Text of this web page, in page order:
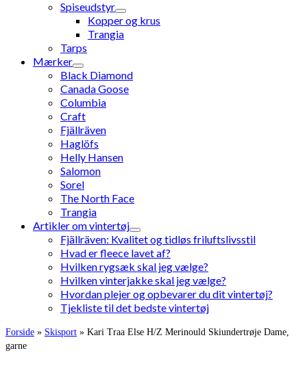
Spiseudstyr
Kopper og krus
Trangia
Tarps
Mærker
Black Diamond
Canada Goose
Columbia
Craft
Fjällräven
Haglöfs
Helly Hansen
Salomon
Sorel
The North Face
Trangia
Artikler om vintertøj
Fjällräven: Kvalitet og tidløs friluftslivsstil
Hvad er fleece lavet af?
Hvilken rygsæk skal jeg vælge?
Hvilken vinterjakke skal jeg vælge?
Hvordan plejer og opbevarer du dit vintertøj?
Tjekliste til det bedste vintertøj
Forside » Skisport » Kari Traa Else H/Z Merinould Skiundertrøje Dame,
garne